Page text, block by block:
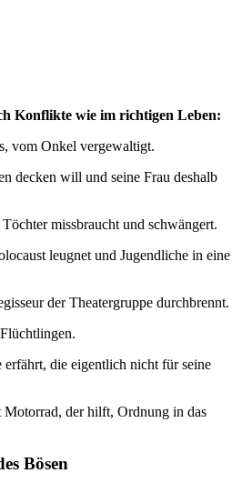
Konflikte wie im richtigen Leben:
vom Onkel vergewaltigt.
decken will und seine Frau deshalb
missbraucht und schwängert.
leugnet und Jugendliche in eine
der Theatergruppe durchbrennt.
die eigentlich nicht für seine
Motorrad, der hilft, Ordnung in das
Bösen